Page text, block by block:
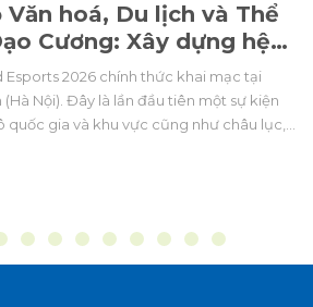
hoá, Du lịch và Thể
Cương: Xây dựng hệ
Việt Nam phát triển,
và bền vững
Esports 2026 chính thức khai mạc tại
Nội). Đây là lần đầu tiên một sự kiện
quốc gia và khu vực cũng như châu lục,
sâu sắc.